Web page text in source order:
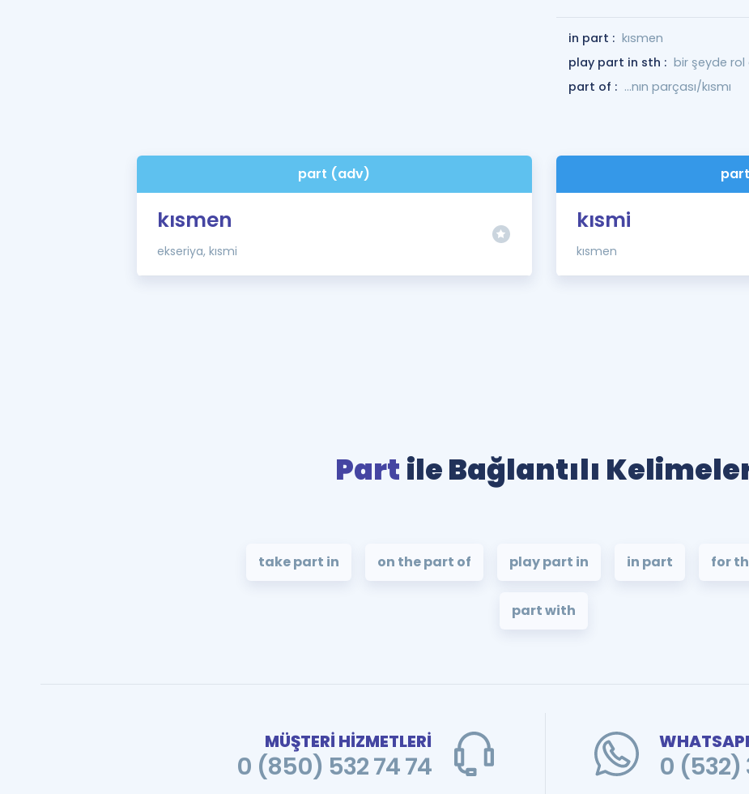
in part : kısmen
play part in sth : bir şeyde
part of : ...nın parçası/kısmı
part (adv)
kısmen
ekseriya, kısmi
kısmi
kısmen
Part ile Bağlantılı
take part in on the part of play part in in part for
part with
MÜŞTERİ HİZMETLERİ
0 (850) 532 74 74 0 (532)